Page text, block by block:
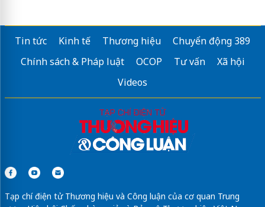
https://thietbidungcukythuat.com/
Camera mini
Tin tức Kinh tế Thương hiệu
Chuyển động 389
Chính sách & Pháp luật
OCOP Tư vấn
Xã hội
Videos
Tạp chí điện tử Thương hiệu và Công luận của cơ quan Trung